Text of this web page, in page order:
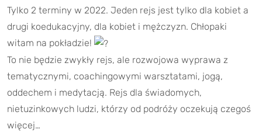
Tylko 2 terminy w 2022. Jeden rejs jest tylko dla kobiet a
drugi koedukacyjny, dla kobiet i mężczyzn. Chłopaki
witam na pokładzie!
To nie będzie zwykły rejs, ale rozwojowa wyprawa z
tematycznymi, coachingowymi warsztatami, jogą,
oddechem i medytacją. Rejs dla świadomych,
nietuzinkowych ludzi, którzy od podróży oczekują czegoś
więcej…